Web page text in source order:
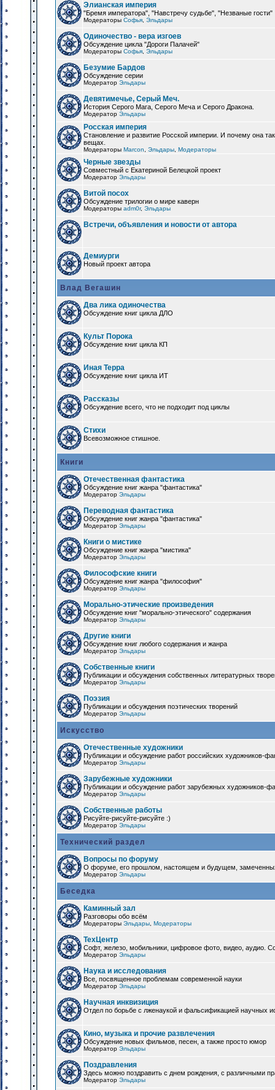
Элианская империя
"Бремя императора", "Навстречу судьбе", "Незваные гости"
Модераторы Софья Эльдары
Одиночество - вера изгоев
Обсуждение цикла "Дороги Палачей"
Модераторы Софья Эльдары
Безумие Бардов
Обсуждение серии
Модератор Эльдары
Девятимечье, Серый Меч.
История Серого Мага, Серого Меча и Серого Дракона.
Модератор Эльдары
Росская империя
Становление и развитие Росской империи. И почему она
вещах.
Модераторы Marcon Эльдары Модераторы
Черные звезды
Совместный с Екатериной Белецкой проект
Модератор Эльдары
Витой посох
Обсуждение трилогии о мире каверн
Модераторы adm0r, Эльдары
Встречи, объявления и новости от автора
Демиурги
Новый проект автора
Влад Вегашин
Два лика одиночества
Обсуждение книг цикла ДЛО
Культ Порока
Обсуждение книг цикла КП
Иная Терра
Обсуждение книг цикла ИТ
Рассказы
Обсуждение всего, что не подходит под циклы
Стихи
Всевозможное стишное.
Книги
Отечественная фантастика
Обсуждение книг жанра "фантастика"
Модератор Эльдары
Переводная фантастика
Обсуждение книг жанра "фантастика"
Модератор Эльдары
Книги о мистике
Обсуждение книг жанра "мистика"
Модератор Эльдары
Философские книги
Обсуждение книг жанра "философия"
Модератор Эльдары
Морально-этические произведения
Обсуждение книг "морально-этического" содержания
Модератор Эльдары
Другие книги
Обсуждение книг любого содержания и жанра
Модератор Эльдары
Собственные книги
Публикации и обсуждения собственных литературных
Модератор Эльдары
Поэзия
Публикации и обсуждения поэтических творений
Модератор Эльдары
Искусство
Отечественные художники
Публикации и обсуждение работ российских художников-
Модератор Эльдары
Зарубежные художники
Публикации и обсуждение работ зарубежных художников-
Модератор Эльдары
Собственные работы
Рисуйте-рисуйте-рисуйте :)
Модератор Эльдары
Технический раздел
Вопросы по форуму
О форуме, его прошлом, настоящем и будущем,
Модератор Эльдары
Беседка
Каминный зал
Разговоры обо всём
Модераторы Эльдары Модераторы
ТехЦентр
Софт, железо, мобильники, цифровое фото, видео, аудио.
Модератор Эльдары
Наука и исследования
Все, посвященное проблемам современной науки
Модератор Эльдары
Научная инквизиция
Отдел по борьбе с лженаукой и фальсификацией научных
Кино, музыка и прочие развлечения
Обсуждение новых фильмов, песен, а также просто юмор
Модератор Эльдары
Поздравления
Здесь можно поздравить с днем рождения, с различными
Модератор Эльдары